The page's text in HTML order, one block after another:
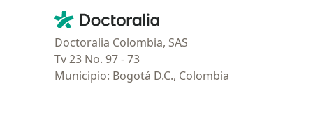
Contacto
Doctoralia - Página de inicio
Doctoralia Colombia, SAS
Tv 23 No. 97 - 73
Municipio: Bogotá D.C., Colombia